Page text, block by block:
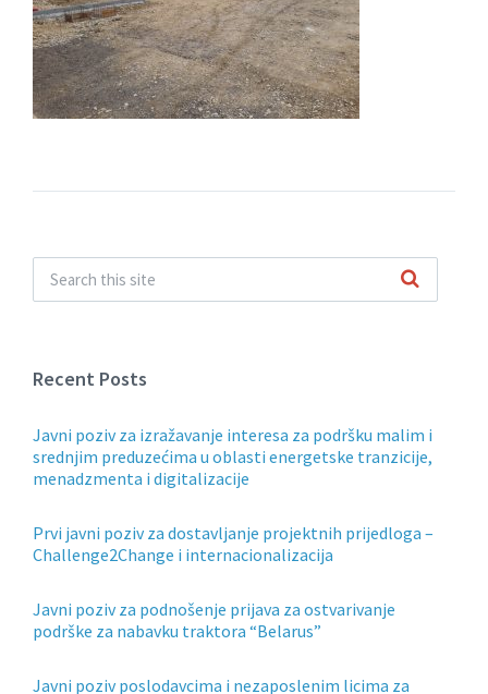
Recent Posts
Javni poziv za izražavanje interesa za podršku malim i
srednjim preduzećima u oblasti energetske tranzicije,
menadzmenta i digitalizacije
Prvi javni poziv za dostavljanje projektnih prijedloga –
Challenge2Change i internacionalizacija
Javni poziv za podnošenje prijava za ostvarivanje
podrške za nabavku traktora “Belarus”
Javni poziv poslodavcima i nezaposlenim licima za